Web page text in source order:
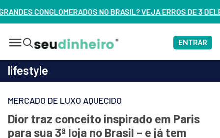
VEJA ERROS DE 3 DELES – ASSISTA AGORA
ENTRAR
lifestyle
MERCADO DE LUXO AQUECIDO
Dior traz conceito inspirado em Paris
para sua 3ª loja no Brasil – e já tem